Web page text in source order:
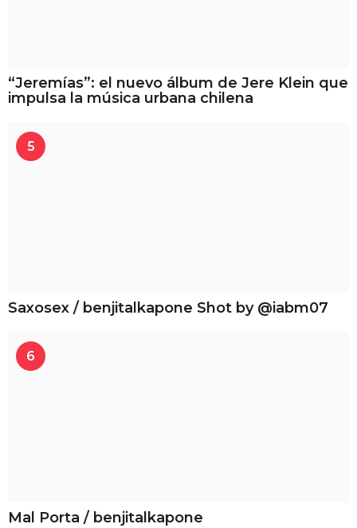
“Jeremías”: el nuevo álbum de Jere Klein que
impulsa la música urbana chilena
5
Saxosex / benjitalkapone Shot by @iabm07
6
Mal Porta / benjitalkapone